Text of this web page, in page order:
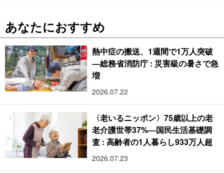
あなたにおすすめ
熱中症の搬送、1週間で1万人突破
―総務省消防庁 : 災害級の暑さで急
増
2026.07.22
〈老いるニッポン〉75歳以上の老
老介護世帯37%―国民生活基礎調
査 : 高齢者の1人暮らし933万人超
2026.07.23